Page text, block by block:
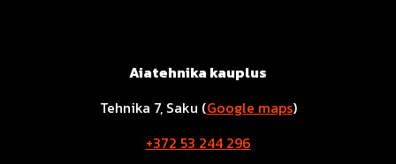
Aiatehnika kauplus
Tehnika 7, Saku (Google maps)
+372 53 244 296